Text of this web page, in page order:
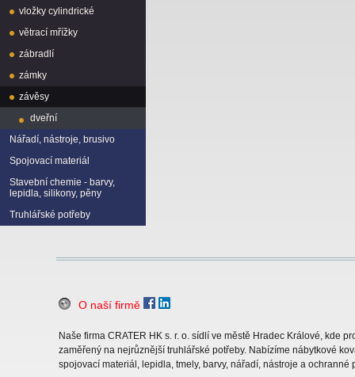
vložky cylindrické
větrací mřížky
zábradlí
zámky
závěsy
dveřní
Nářadí, nástroje, brusivo
Spojovací materiál
Stavební chemie - barvy,
lepidla, silikony, pěny
Truhlářské potřeby
O naší firmě
Naše firma CRATER HK s. r. o. sídlí ve městě Hradec Králové, kde
zaměřený na nejrůznější truhlářské potřeby. Nabízíme nábytkové
spojovací materiál, lepidla, tmely, barvy, nářadí, nástroje a ochranné